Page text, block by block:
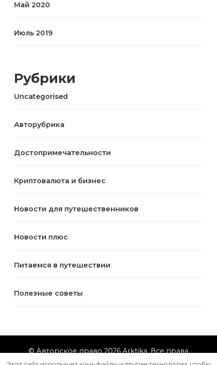
Май 2020
Июль 2019
Рубрики
Uncategorised
Авторубрика
Достопримечательности
Криптовалюта и бизнес
Новости для путешественников
Новости плюс
Питаемся в путешествии
Полезные советы
© Авторское право 2026Arktika. Все права
защищены.Vilva | РазработанаBlossom Themes.